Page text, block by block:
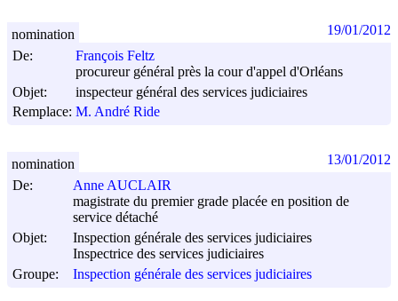
De:
François Feltz
procureur général près la cour d'appel d'Orléans
Objet:
inspecteur général des services judiciaires
Remplace: M. André Ride
nomination 19/01/2012
De:
Anne AUCLAIR
magistrate du premier grade placée en position de
service détaché
Objet:
Inspection générale des services judiciaires
Inspectrice des services judiciaires
Groupe:
Inspection générale des services judiciaires
nomination 13/01/2012